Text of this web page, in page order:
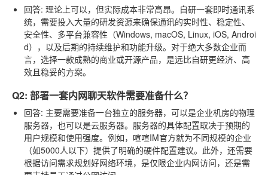
回答: 理论上可以，但实际成本非常高昂。自研一套即时通讯系
统，需要投入大量的研发资源来确保通讯的实时性、稳定性、
安全性、多平台兼容性（Windows, macOS, Linux, iOS, Androi
d），以及后期的持续维护和功能升级。对于绝大多数企业而
言，选择一款成熟的商业或开源产品，是远比自研更经济、高
效且稳妥的方案。
Q2: 部署一套内网聊天软件需要准备什么？
回答: 主要需要准备一台独立的服务器，可以是企业机房的物理
服务器，也可以是云服务器。服务器的具体配置取决于预期的
用户规模和使用强度。例如，喧喧IM官方就为不同规模的企业
（如5000人以下）提供了明确的硬件配置建议。此外，还需要
根据访问需求规划好网络环境，是仅限企业内网访问，还是需